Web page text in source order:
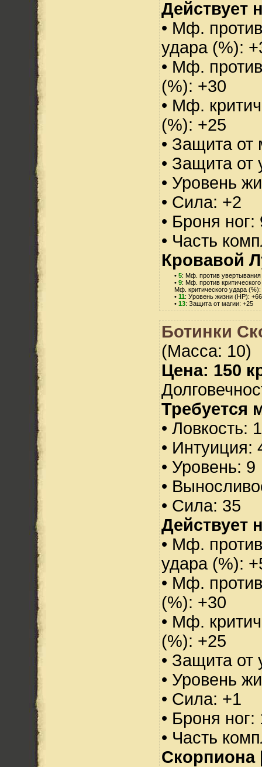
Действует
• Мф.
удара (%):
• Мф.
(%): +30
• Мф.
(%): +25
• Защита от
• Защита от
• Уровень
• Сила: +2
• Броня
• Часть
Кровавой
• 5: Мф. против увертывания
• 9: Мф. против
Мф. критического удара (%):
• 11: Уровень жизни (HP): +66
• 13: Защита от магии: +25
Ботинки
(Масса: 10)
Цена: 150
Требуется
• Ловкость:
• Интуиция:
• Уровень: 9
•
• Сила: 35
Действует
• Мф.
удара (%):
• Мф.
(%): +30
• Мф.
(%): +25
• Защита от
• Уровень
• Сила: +1
• Броня
• Часть
Скорпиона